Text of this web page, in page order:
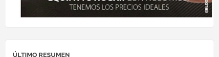
ÚLTIMO RESUMEN